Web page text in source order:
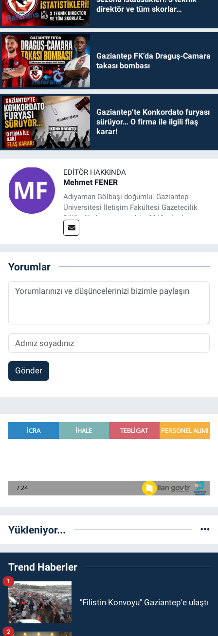
direktör ve tüm skorlar…
Gaziantep FK’da Draguş-Camara
takası bombası
Gaziantep’te Konkordato furyası
sürüyor… O firma ile ilgili flaş
karar!
EDITÖR HAKKINDA
Mehmet FENER
Adıyaman Gölbaşı doğumlu. Gaziantep
Üniversitesi İletişim Fakültesi Gazetecilik
Bölümü’nden mezun oldu. 2019 yılında
başladığı gazetecilik mesleğinde, muhabir,
Sorumlu Haber Editörü' olarak devam
etmektedir.
Yorumlar
Gönder
Yükleniyor...
Trend Haberler
"Filistin Konvoyu" Gaziantep'e ulaştı
1
2